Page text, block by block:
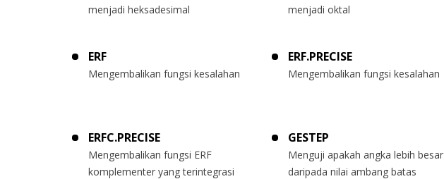
menjadi heksadesimal
menjadi oktal
ERF
Mengembalikan fungsi kesalahan
ERF.PRECISE
Mengembalikan fungsi kesalahan
ERFC.PRECISE
Mengembalikan fungsi ERF
komplementer yang terintegrasi
GESTEP
Menguji apakah angka lebih besar
daripada nilai ambang batas